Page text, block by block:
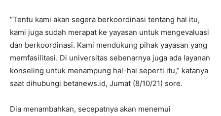
“Tentu kami akan segera berkoordinasi tentang hal itu,
kami juga sudah merapat ke yayasan untuk mengevaluasi
dan berkoordinasi. Kami mendukung pihak yayasan yang
memfasilitasi. Di universitas sebenarnya juga ada layanan
konseling untuk menampung hal-hal seperti itu,” katanya
saat dihubungi betanews.id, Jumat (8/10/21) sore.
Dia menambahkan, secepatnya akan menemui